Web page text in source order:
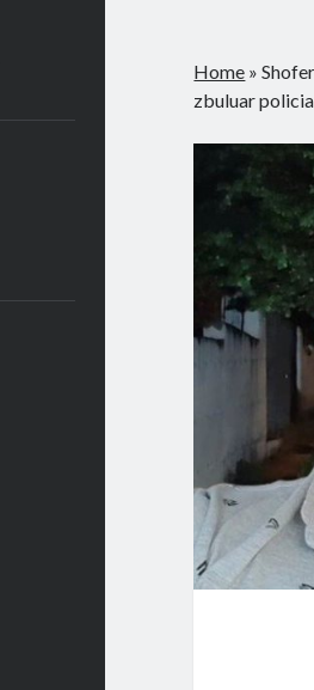
Home »
zbuluar policia